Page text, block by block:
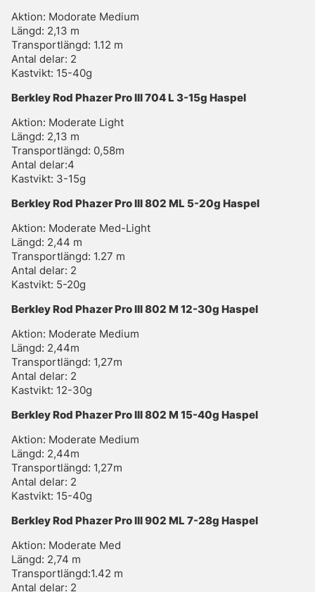
Aktion: Modorate Medium
Längd: 2,13 m
Transportlängd: 1.12 m
Antal delar: 2
Kastvikt: 15-40g
Berkley Rod Phazer Pro III 704 L 3-15g Haspel
Aktion: Moderate Light
Längd: 2,13 m
Transportlängd: 0,58m
Antal delar:4
Kastvikt: 3-15g
Berkley Rod Phazer Pro III 802 ML 5-20g Haspel
Aktion: Moderate Med-Light
Längd: 2,44 m
Transportlängd: 1.27 m
Antal delar: 2
Kastvikt: 5-20g
Berkley Rod Phazer Pro III 802 M 12-30g Haspel
Aktion: Moderate Medium
Längd: 2,44m
Transportlängd: 1,27m
Antal delar: 2
Kastvikt: 12-30g
Berkley Rod Phazer Pro III 802 M 15-40g Haspel
Aktion: Moderate Medium
Längd: 2,44m
Transportlängd: 1,27m
Antal delar: 2
Kastvikt: 15-40g
Berkley Rod Phazer Pro III 902 ML 7-28g Haspel
Aktion: Moderate Med
Längd: 2,74 m
Transportlängd:1.42 m
Antal delar: 2